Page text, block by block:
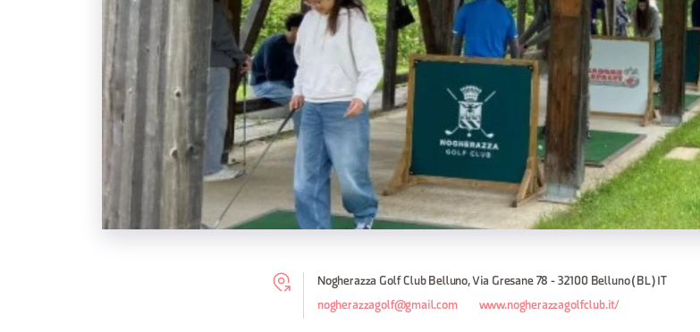
Nogherazza Golf Club Belluno, Via Gresane 78 - 32100 Belluno (BL) IT
nogherazzagolf@gmail.com www.nogherazzagolfclub.it/